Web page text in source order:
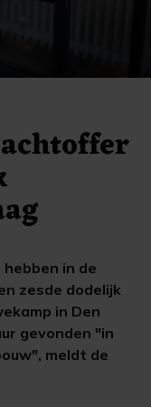
hebben in de
zesde dodelijk
in Den
gevonden "in
meldt de